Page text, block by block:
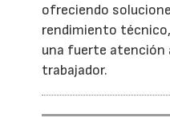
ofreciendo
rendimiento
una fuerte atención
trabajador.